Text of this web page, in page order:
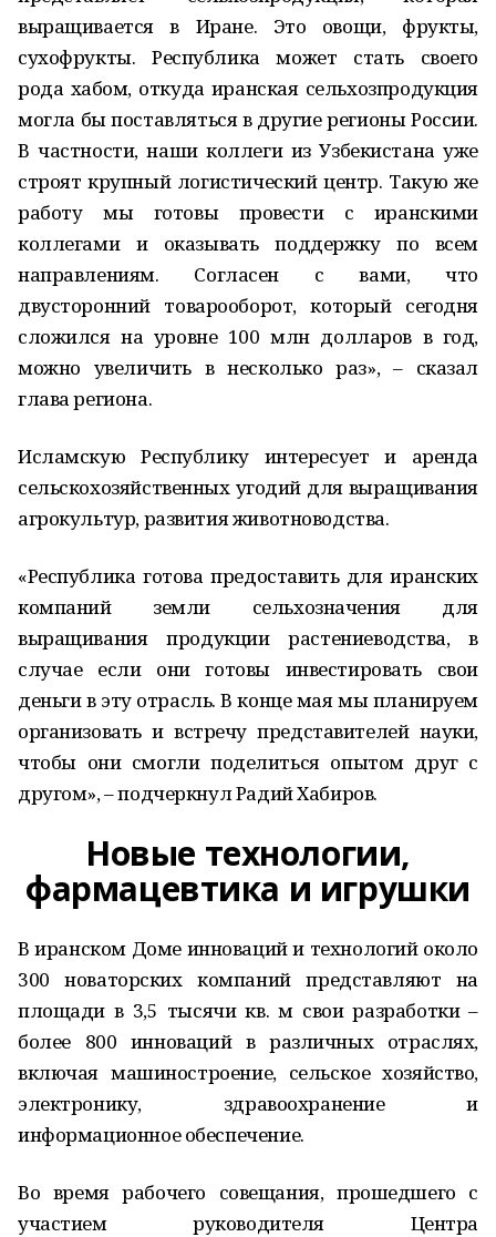
выращивается в Иране. Это овощи, фрукты,
сухофрукты. Республика может стать своего
рода хабом, откуда иранская сельхозпродукция
могла бы поставляться в другие регионы России.
В частности, наши коллеги из Узбекистана уже
строят крупный логистический центр. Такую же
работу мы готовы провести с иранскими
коллегами и оказывать поддержку по всем
направлениям. Согласен с вами, что
двусторонний товарооборот, который сегодня
сложился на уровне 100 млн долларов в год,
можно увеличить в несколько раз», – сказал
глава региона.
Исламскую Республику интересует и аренда
сельскохозяйственных угодий для выращивания
агрокультур, развития животноводства.
«Республика готова предоставить для иранских
компаний земли сельхозначения для
выращивания продукции растениеводства, в
случае если они готовы инвестировать свои
деньги в эту отрасль. В конце мая мы планируем
организовать и встречу представителей науки,
чтобы они смогли поделиться опытом друг с
другом», – подчеркнул Радий Хабиров.
Новые технологии,
фармацевтика и игрушки
В иранском Доме инноваций и технологий около
300 новаторских компаний представляют на
площади в 3,5 тысячи кв. м свои разработки –
более 800 инноваций в различных отраслях,
включая машиностроение, сельское хозяйство,
электронику, здравоохранение и
информационное обеспечение.
Во время рабочего совещания, прошедшего с
участием руководителя Центра